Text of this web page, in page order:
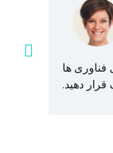
فناوری ها
دهید.